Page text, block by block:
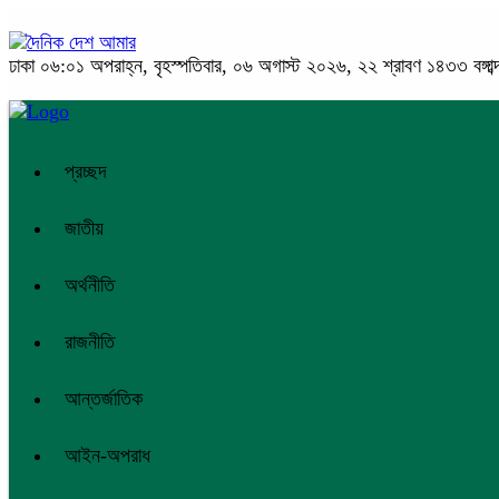
ঢাকা ০৬:০১ অপরাহ্ন, বৃহস্পতিবার, ০৬ অগাস্ট ২০২৬, ২২ শ্রাবণ ১৪৩৩
প্রচ্ছদ
জাতীয়
অর্থনীতি
রাজনীতি
আন্তর্জাতিক
আইন-অপরাধ